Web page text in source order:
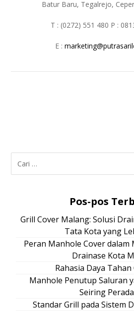
Batur Baru, Tegalrejo,
T : (0272) 551 480 P :
E :
Pos-pos
Grill Cover Malang: Solusi
Tata Kota yang
Peran Manhole Cover dalam
Drainase Kota
Rahasia Daya
Manhole Penutup Saluran
Seiring
Standar Grill pada Sistem